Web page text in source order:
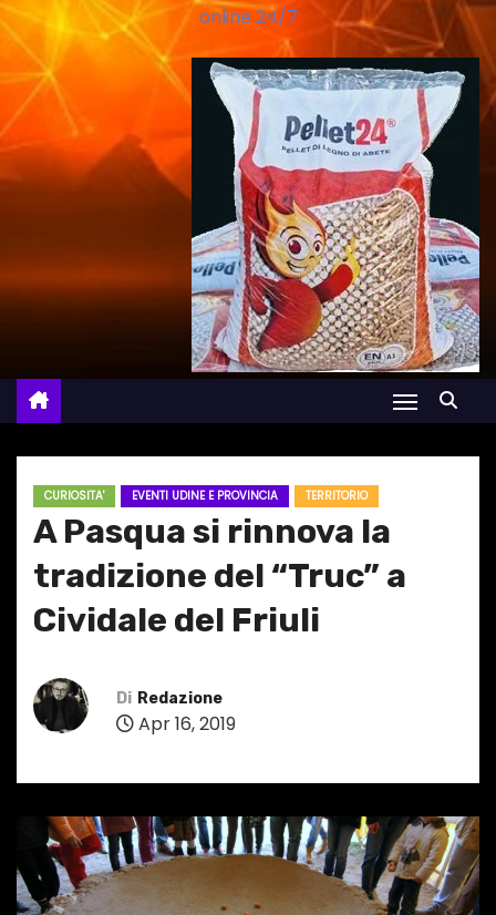
online 24/7
CURIOSITA' EVENTI UDINE E PROVINCIA TERRITORIO
A Pasqua si rinnova la
tradizione del “Truc” a
Cividale del Friuli
Di Redazione
Apr 16, 2019